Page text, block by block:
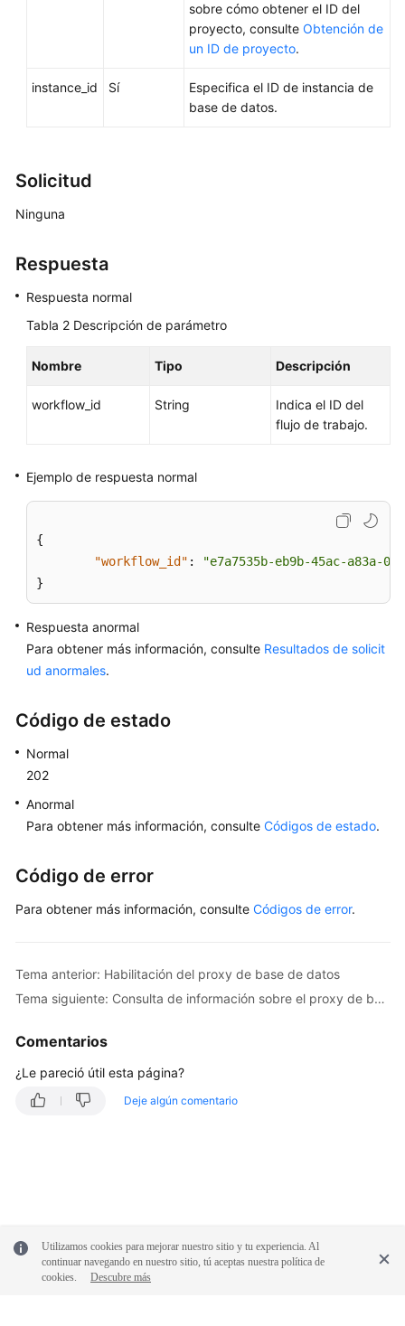
versiones
Actualización
secundaria
Aplicación
de
una
base
de
en
punto
especificado
el
(RDS
for
errores
de
base
sobre cómo obtener el ID del
proyecto, consulte Obtención de
un ID de proyecto.
instance_id Sí
Especifica el ID de instancia de
base de datos.
Solicitud
Ninguna
Respuesta
Respuesta normal
Tabla 2 Descripción de parámetro
Nombre Tipo Descripción
workflow_id String
Indica el ID del
flujo de trabajo.
Ejemplo de respuesta normal
{
"workflow_id" :
"e7a7535b-eb9b-45ac-a83a-
}
Respuesta anormal
Para obtener más información, consulte Resultados de solicit
ud anormales.
Código de estado
Normal
202
Anormal
Para obtener más información, consulte Códigos de estado.
Código de error
Para obtener más información, consulte Códigos de error.
Tema anterior: Habilitación del proxy de base de datos
Tema siguiente: Consulta de información sobre el proxy de base de datos
Comentarios
¿Le pareció útil esta página?
Deje algún comentario
Utilizamos cookies para mejorar nuestro sitio y tu experiencia. Al
continuar navegando en nuestro sitio, tú aceptas nuestra política de
cookies.
Descubre más